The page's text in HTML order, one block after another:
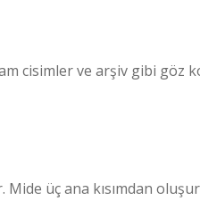
cisimler ve arşiv gibi göz
üç ana kısımdan